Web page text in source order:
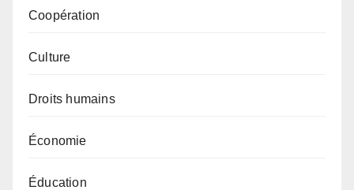
Coopération
Culture
Droits humains
Économie
Éducation